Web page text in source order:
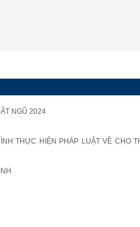
NGŨ 2024
THỰC HIỆN PHÁP LUẬT VỀ CHO